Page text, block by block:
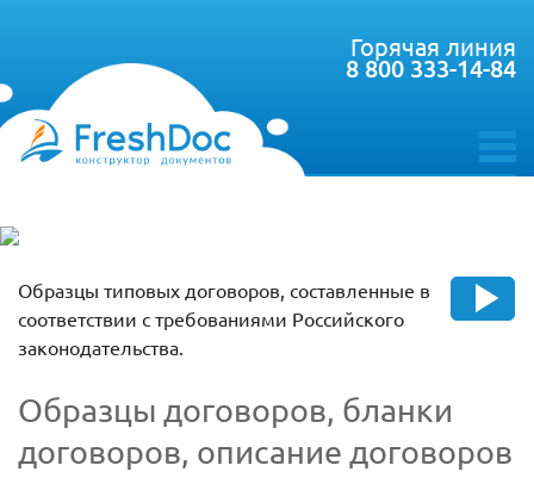
toggle
Горячая линия
8 800 333-14-84
Образцы типовых договоров, составленные в
соответствии с требованиями Российского
законодательства.
Образцы договоров, бланки
договоров, описание договоров